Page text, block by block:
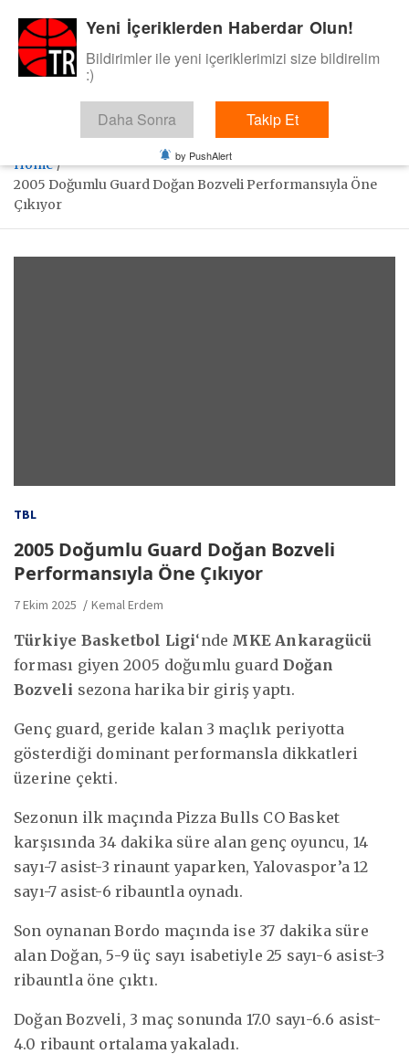
content
BasketTR
Sol dip çizgiden bir basket de bizden gelsin dedik.
Home
2005 Doğumlu Guard Doğan Bozveli Performansıyla Öne
Çıkıyor
TBL
2005 Doğumlu Guard Doğan Bozveli
Performansıyla Öne Çıkıyor
7 Ekim 2025 Kemal Erdem
Türkiye Basketbol Ligi‘nde MKE Ankaragücü
forması giyen 2005 doğumlu guard Doğan
Bozveli sezona harika bir giriş yaptı.
Genç guard, geride kalan 3 maçlık periyotta
gösterdiği dominant performansla dikkatleri
üzerine çekti.
Sezonun ilk maçında Pizza Bulls CO Basket
karşısında 34 dakika süre alan genç oyuncu, 14
sayı-7 asist-3 rinaunt yaparken, Yalovaspor’a 12
sayı-7 asist-6 ribauntla oynadı.
Son oynanan Bordo maçında ise 37 dakika süre
alan Doğan, 5-9 üç sayı isabetiyle 25 sayı-6 asist-3
ribauntla öne çıktı.
Doğan Bozveli, 3 maç sonunda 17.0 sayı-6.6 asist-
4.0 ribaunt ortalama yakaladı.
Yeni İçeriklerden Haberdar Olun!
Bildirimler ile yeni içeriklerimizi size bildirelim
:)
Daha Sonra Takip Et
by PushAlert